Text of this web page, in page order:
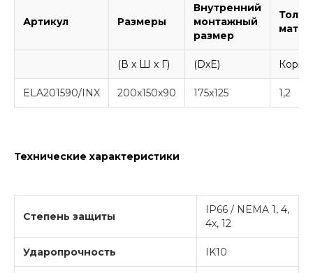
Артикул Размеры
Внутренний
монтажный
размер
(В х Ш х Г) (DxE)
ELA201590/INX 200x150x90 175x125 1,2
Технические характеристики
Степень защиты
IP66 / NEMA 1, 4,
4x, 12
Ударопрочность IK10